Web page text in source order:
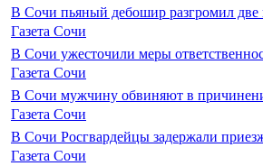
В Сочи пьяный дебошир разгромил две
Газета Сочи
В Сочи ужесточили меры
Газета Сочи
В Сочи мужчину обвиняют в
Газета Сочи
В Сочи Росгвардейцы задержали
Газета Сочи